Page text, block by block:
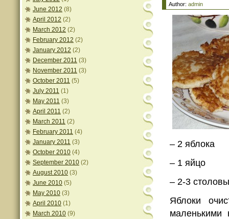
June 2012 (8)
April 2012 (2)
March 2012 (2)
February 2012 (2)
January 2012 (2)
December 2011 (3)
November 2011 (3)
October 2011 (5)
July 2011 (1)
May 2011 (3)
April 2011 (2)
March 2011 (2)
February 2011 (4)
January 2011 (3)
October 2010 (4)
September 2010 (2)
August 2010 (3)
June 2010 (5)
May 2010 (3)
April 2010 (1)
March 2010 (9)
Author: admin
– 2 яблока
– 1 яйцо
– 2-3
Яблоки
маленькими